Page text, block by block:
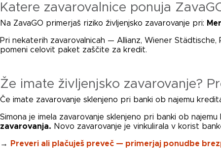
Katere zavarovalnice ponuja
Na ZavaGO primerjaš riziko življenjsko zavarovanje pri:
Pri nekaterih zavarovalnicah — Allianz, Wiener
pomeni celovit paket zaščite za kredit.
Že imate življenjsko zavarovanje?
Če imate zavarovanje sklenjeno pri banki ob najemu
Simona je imela zavarovanje sklenjeno pri banki ob
zavarovanja. Novo zavarovanje je vinkulirala v korist
→ Preveri ali plačuješ preveč — primerjaj ponudbe